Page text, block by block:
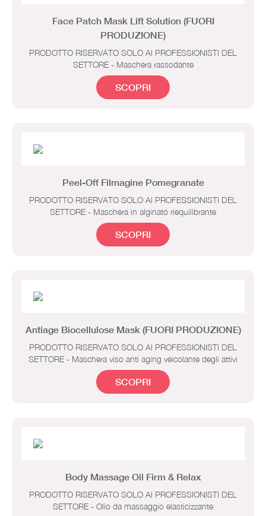
Face Patch Mask Lift Solution (FUORI
PRODUZIONE)
PRODOTTO RISERVATO SOLO AI PROFESSIONISTI DEL
SETTORE - Maschera rassodante
SCOPRI
Peel-Off Filmagine Pomegranate
PRODOTTO RISERVATO SOLO AI PROFESSIONISTI DEL
SETTORE - Maschera in alginato riequilibrante
SCOPRI
Antiage Biocellulose Mask (FUORI PRODUZIONE)
PRODOTTO RISERVATO SOLO AI PROFESSIONISTI DEL
SETTORE - Maschera viso anti aging veicolante degli attivi
SCOPRI
Body Massage Oil Firm & Relax
PRODOTTO RISERVATO SOLO AI PROFESSIONISTI DEL
SETTORE - Olio da massaggio elasticizzante